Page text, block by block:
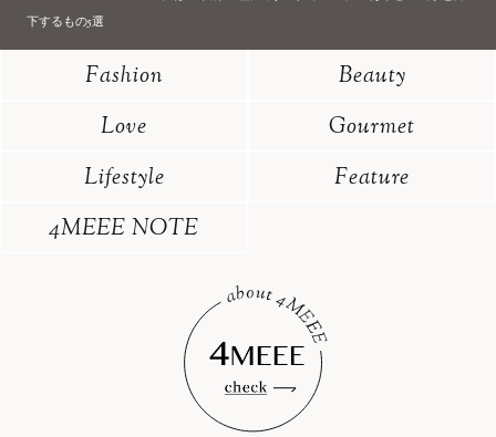
下するもの5選
Fashion
Beauty
Love
Gourmet
Lifestyle
Feature
4MEEE NOTE